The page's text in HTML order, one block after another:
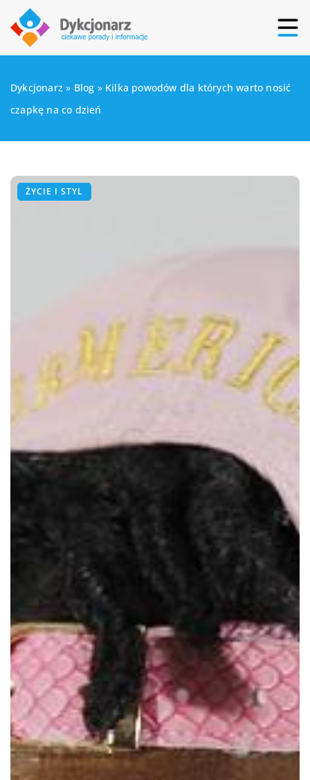
Dykcjonarz » Blog » Kilka powodów dla których warto nosić
czapkę na co dzień
ŻYCIE I STYL